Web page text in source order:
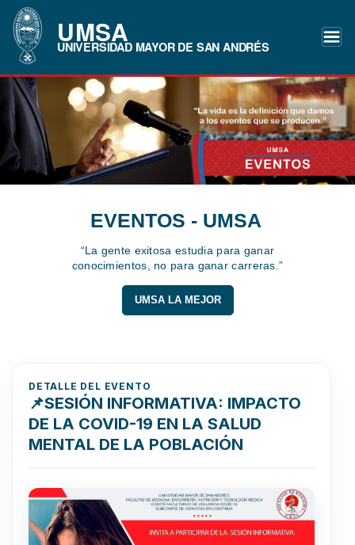
UMSA
UNIVERSIDAD MAYOR DE SAN ANDRÉS
EVENTOS - UMSA
“La gente exitosa estudia para ganar
conocimientos, no para ganar carreras.”
UMSA LA MEJOR
DETALLE DEL EVENTO
📌SESIÓN INFORMATIVA: IMPACTO
DE LA COVID-19 EN LA SALUD
MENTAL DE LA POBLACIÓN